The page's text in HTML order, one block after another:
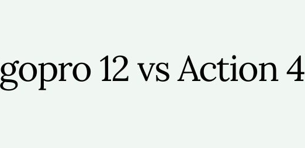
gopro 12 vs Action 4